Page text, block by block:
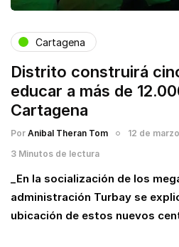
Cartagena
Distrito construirá
educar a más de
Cartagena
Por Anibal Theran Tom
12 de
3 Minutos de lectura
_En la socialización de los
administración Turbay se
ubicación de estos nuevos